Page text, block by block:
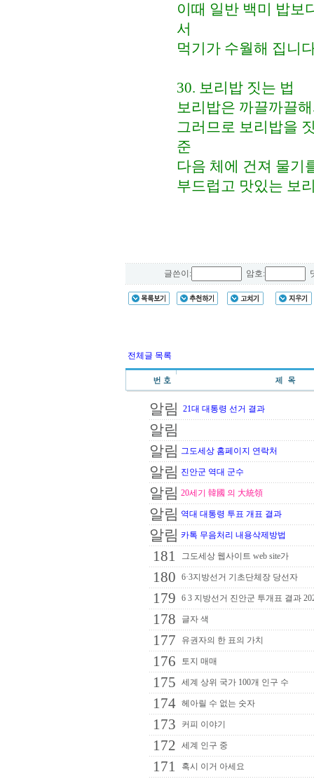
이때 일반 백미 밥보
서
먹기가 수월해 집니
30. 보리밥 짓는 법
보리밥은 까끌까끌
그러므로 보리밥을
준
다음 체에 건져 물기
부드럽고 맛있는 보
글쓴이: 암호:
전체글 목록
알림 21대 대통령 선거 결과
알림
알림 그도세상 홈페이지 연락처
알림 진안군 역대 군수
알림 20세기 韓國 의 大統領
알림 역대 대통령 투표 개표 결과
알림 카톡 무음처리 내용삭제방법
181 그도세상 웹사이트 web site가
180 6·3지방선거 기초단체장 당선자
179 6 3 지방선거 진안군 투개표 결과
178 글자 색
177 유권자의 한 표의 가치
176 토지 매매
175 세계 상위 국가 100개 인구 수
174 헤아릴 수 없는 숫자
173 커피 이야기
172 세계 인구 중
171 혹시 이거 아세요